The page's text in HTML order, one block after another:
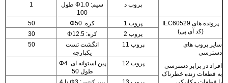
پروب د
سیم: Φ1.0 طول
100
1
پرونده های IEC60529
(کد آی پی)
پروب 1 کره: Φ50
50
پروب 2
کره: Φ12.5
30
سایر پروب های
دسترسی
افراد در برابر دسترسی
به قطعات زنده خطرناک
پروب 11
انگشت تست
یکپارچه
50
پروب 12
پین استوانه ای: Φ4
طول 50